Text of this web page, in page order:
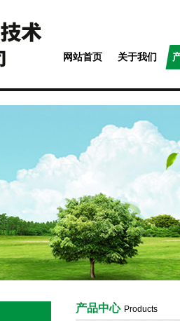
网站首页 关于我们
产品中心 Products